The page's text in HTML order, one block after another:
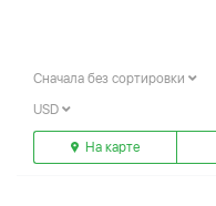
Сначала без сортировки
USD
На карте